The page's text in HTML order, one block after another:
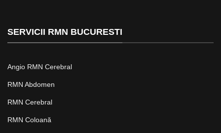
SERVICII RMN BUCURESTI
Angio RMN Cerebral
RMN Abdomen
RMN Cerebral
RMN Coloană